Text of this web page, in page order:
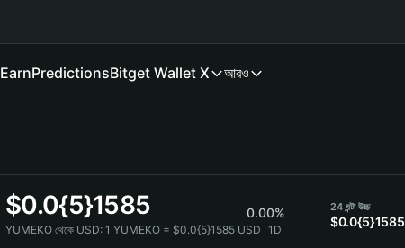
EarnPredictionsBitget Wallet X আরও
$0.0{5}1585 0.00%
YUMEKO থেকে USD: 1 YUMEKO = $0.0{5}1585 USD 1D
24 ঘন্টা উচ্চ
$0.0{5}1585